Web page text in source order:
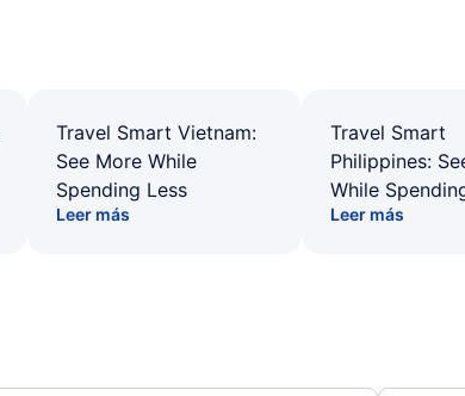
Travel Smart Vietnam:
See More While
Spending Less
Leer más
Travel Smart
Philippines:
While
Leer más